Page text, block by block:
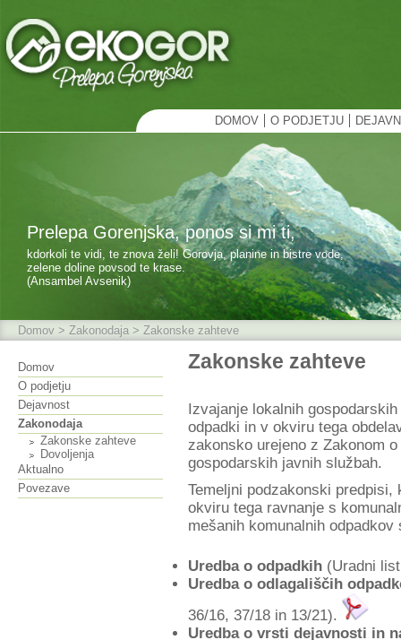
DOMOV O PODJETJU
Prelepa Gorenjska, ponos si mi ti,
kdorkoli te vidi, te znova želi! Gorovja, planine in bistre vode,
zelene doline povsod te krase.
(Ansambel Avsenik)
Domov > Zakonodaja > Zakonske zahteve
Domov
O podjetju
Dejavnost
Zakonodaja
Zakonske zahteve
Dovoljenja
Aktualno
Povezave
Zakonske zahteve
Izvajanje lokalnih
odpadki in v okviru tega
zakonsko urejeno z Zakonom
gospodarskih javnih službah.
Temeljni podzakonski
okviru tega ravnanje s
mešanih komunalnih odpadkov
Uredba o odpadkih (Uradni
Uredba o odlagališčih
36/16, 37/18 in 13/21).
Uredba o vrsti dejavnosti in